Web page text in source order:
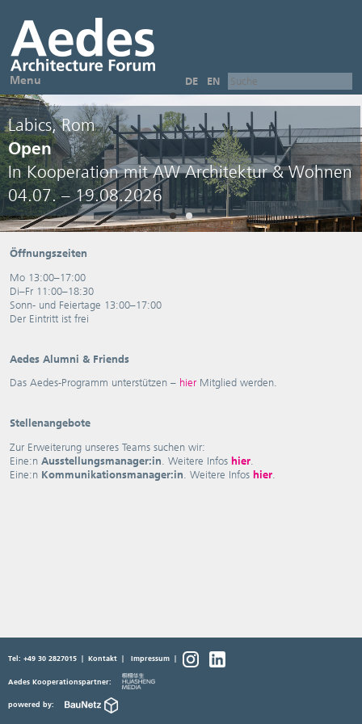
DE EN
Menu
Labics, Rom
Open
In Kooperation mit AW Architektur & Wohnen
04.07. – 19.08.2026
Öffnungszeiten
Mo 13:00–17:00
Di–Fr 11:00–18:30
Sonn- und Feiertage 13:00–17:00
Der Eintritt ist frei
Aedes Alumni & Friends
Das Aedes-Programm unterstützen – hier Mitglied werden.
Stellenangebote
Zur Erweiterung unseres Teams suchen wir:
Eine:n Ausstellungsmanager:in . Weitere Infos hier
Eine:n Kommunikationsmanager:in . Weitere Infos hier
Tel: +49 30 2827015 |Kontakt |Impressum
Aedes Kooperationspartner:
powered by: